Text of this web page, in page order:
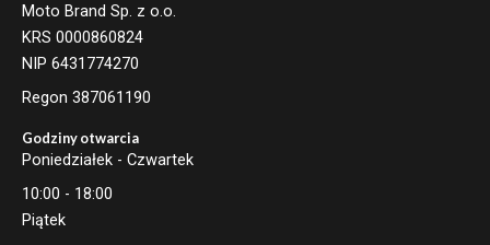
Moto Brand Sp. z o.o.
KRS 0000860824
NIP 6431774270
Regon 387061190
Godziny otwarcia
Poniedziałek - Czwartek
10:00 - 18:00
Piątek